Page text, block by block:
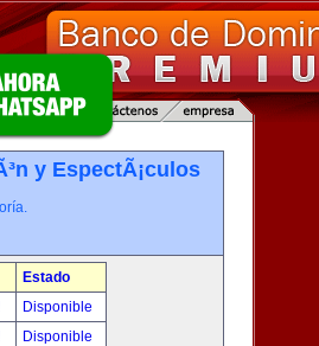
y EspectÃ¡culos
Estado
Disponible
Disponible